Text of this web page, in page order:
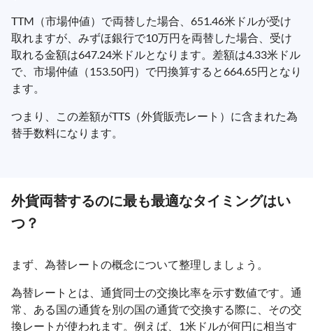
TTM（市場仲値）で両替した場合、651.46米ドルが受け
取れますが、みずほ銀行で10万円を両替した場合、受け
取れる金額は647.24米ドルとなります。差額は4.33米ドル
で、市場仲値（153.50円）で円換算すると664.65円となり
ます。
つまり、この差額がTTS（外貨販売レート）に含まれた為
替手数料になります。
外貨両替するのに最も最適なタイミングはい
つ？
まず、為替レートの概念について整理しましょう。
為替レートとは、通貨同士の交換比率を示す数値です。通
常、ある国の通貨を別の国の通貨で交換する際に、その交
換レートが使われます。例えば、1米ドルが何円に相当す